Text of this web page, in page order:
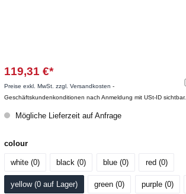
119,31 €*
Preise exkl. MwSt. zzgl. Versandkosten -
Geschäftskundenkonditionen nach Anmeldung mit USt-ID sichtbar.
Mögliche Lieferzeit auf Anfrage
colour
white (0) black (0) blue (0) red (0)
yellow (0 auf Lager) green (0) purple (0)